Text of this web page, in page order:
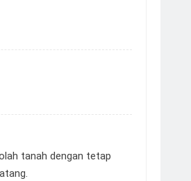
tanah dengan tetap